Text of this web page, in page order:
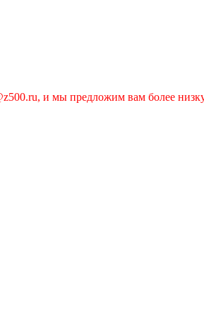
и мы предложим вам более